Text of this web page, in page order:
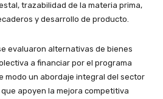
trazabilidad de la materia prima,
y desarrollo de producto.
evaluaron alternativas de bienes
a financiar por el programa
modo un abordaje integral del sector
apoyen la mejora competitiva